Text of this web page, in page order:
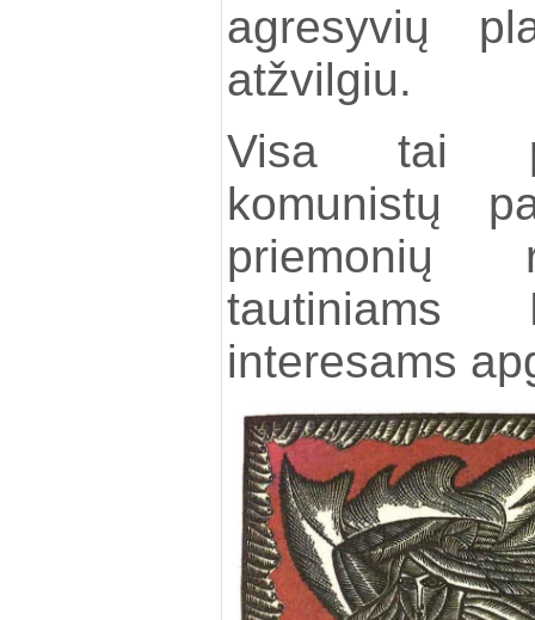
agresyvių
atžvilgiu.
Visa tai
komunistų
priemonių
tautiniams
interesams